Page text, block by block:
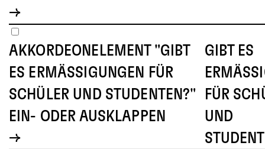
GIBT ES
ÜR
ND S
AKKORDEONELEMENT "GIBT
ES ERMÄSSIGUNGEN FÜR S
CHÜLER UND STUDENTEN?" E
IN- ODER AUSKLAPPEN